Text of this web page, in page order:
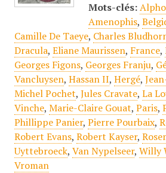
Mots-clés:
Amenophis,
Camille De Taeye, Charles
Dracula, Eliane Maurissen, France,
Georges Figons, Georges Franju,
Vancluysen, Hassan II, Hergé,
Michel Pochet, Jules Cravate, La
Vinche, Marie-Claire Gouat, Paris,
Phillippe Panier, Pierre Pourbaix,
Robert Evans, Robert Kayser,
Uyttebroeck, Van Nypelseer, Willy
Vroman